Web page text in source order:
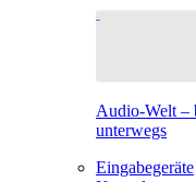
Audio-Welt –
unterwegs
Eingabegeräte